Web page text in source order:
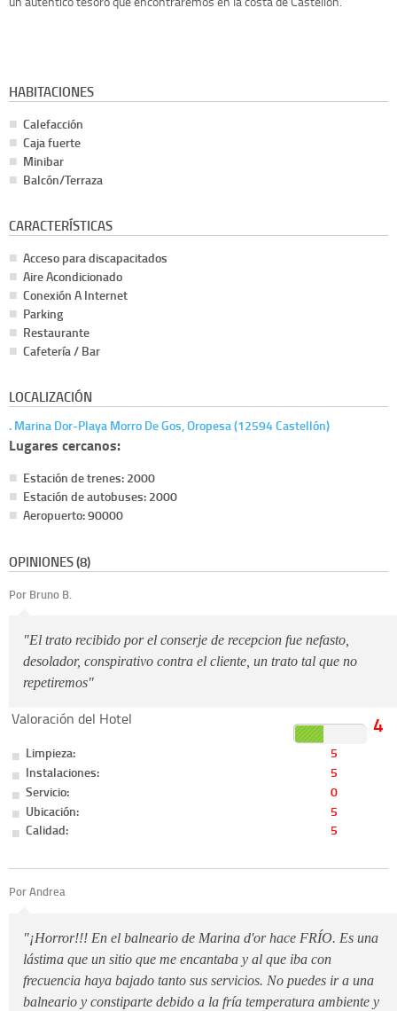
HABITACIONES
Calefacción
Caja fuerte
Minibar
Balcón/Terraza
CARACTERÍSTICAS
Acceso para discapacitados
Aire Acondicionado
Conexión A Internet
Parking
Restaurante
Cafetería / Bar
LOCALIZACIÓN
. Marina Dor-Playa Morro De Gos, Oropesa (12594 Castellón)
Lugares cercanos:
Estación de trenes: 2000
Estación de autobuses: 2000
Aeropuerto: 90000
OPINIONES (8)
Por Bruno B.
"El trato recibido por el conserje de recepcion fue nefasto,
desolador, conspirativo contra el cliente, un trato tal que no
repetiremos"
Valoración del Hotel 4
Limpieza:
5
Instalaciones:
5
Servicio:
0
Ubicación:
5
Calidad:
5
PorAndrea
"¡Horror!!! En el balneario de Marina d'or hace FRÍO. Es una
lástima que un sitio que me encantaba y al que iba con
frecuencia haya bajado tanto sus servicios. No puedes ir a una
balneario y constiparte debido a la fría temperatura ambiente y